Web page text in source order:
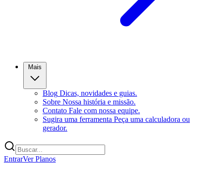
Blog Dicas, novidades e guias.
Sobre Nossa história e missão.
Contato Fale com nossa equipe.
Sugira uma ferramenta Peça uma calculadora ou
gerador.
EntrarVer Planos